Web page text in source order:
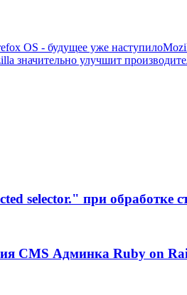
OS - будущее уже наступило
значительно улучшит
selector." при обработке
CMS Админка Ruby on